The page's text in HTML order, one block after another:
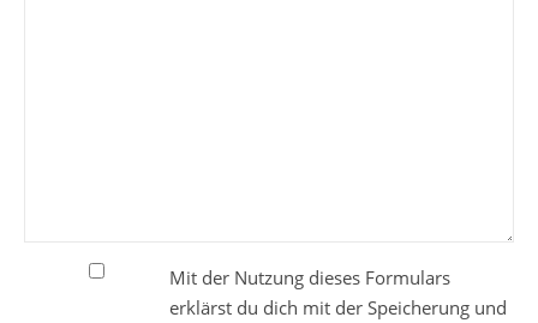
Mit der Nutzung dieses Formulars
erklärst du dich mit der Speicherung und